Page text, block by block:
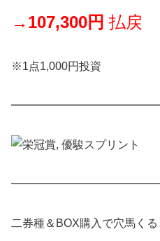
→ 107,300円 払戻
※1点1,000円投資
二券種＆BOX購入で穴馬くる